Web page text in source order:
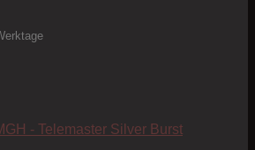
- Telemaster Silver Burst